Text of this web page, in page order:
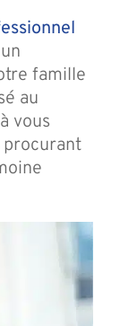
famille
au
vous
procurant